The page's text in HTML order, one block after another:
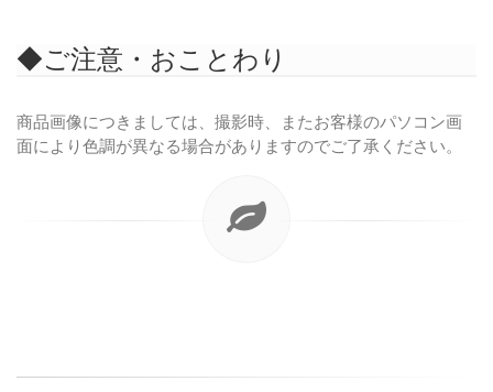
◆ご注意・おことわり
商品画像につきましては、撮影時、またお客様のパソコン画
面により色調が異なる場合がありますのでご了承ください。